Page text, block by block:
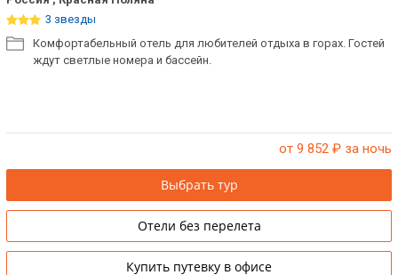
3 звезды
Комфортабельный отель для любителей отдыха в горах. Гостей
ждут светлые номера и бассейн.
от 9 852 ₽ за ночь
Выбрать тур
Отели без перелета
Купить путевку в офисе